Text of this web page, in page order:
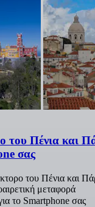
του Πένια και
σας
του Πένια και
μεταφορά
το Smartphone σας